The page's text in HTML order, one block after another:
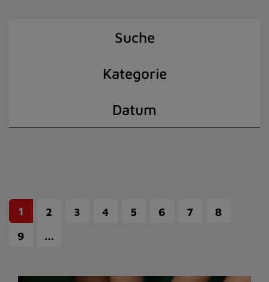
Suche
Kategorie
Datum
1 2 3 4 5 6 7
8
9
…